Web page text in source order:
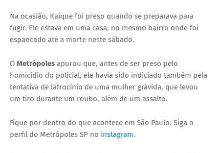
Na ocasião, Kaique foi preso quando se preparava para
fugir. Ele estava em uma casa, no mesmo bairro onde foi
espancado até a morte neste sábado.
O Metrópoles apurou que, antes de ser preso pelo
homicídio do policial, ele havia sido indiciado também pela
tentativa de latrocínio de uma mulher grávida, que levou
um tiro durante um roubo, além de um assalto.
Fique por dentro do que acontece em São Paulo. Siga o
perfil do Metrópoles SP no Instagram.